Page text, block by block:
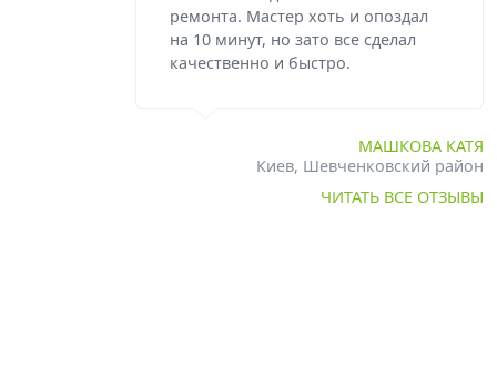
ремонта. Мастер хоть и опоздал
на 10 минут, но зато все сделал
качественно и быстро.
МАШКОВА КАТЯ
Киев, Шевченковский район
ЧИТАТЬ ВСЕ ОТЗЫВЫ